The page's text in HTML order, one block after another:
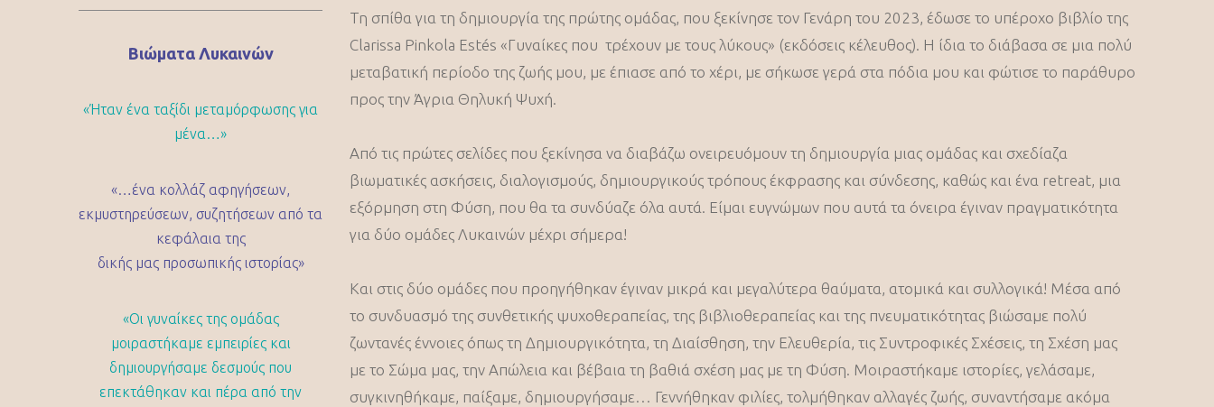
Βιώματα Λυκαινών
«Ήταν ένα ταξίδι μεταμόρφωσης για
μένα…»
«…ένα κολλάζ αφηγήσεων,
εκμυστηρεύσεων, συζητήσεων από τα
κεφάλαια της
δικής μας προσωπικής ιστορίας»
«Οι γυναίκες της ομάδας
μοιραστήκαμε εμπειρίες και
δημιουργήσαμε δεσμούς που
επεκτάθηκαν και πέρα από την
Τη σπίθα για τη δημιουργία της πρώτης ομάδας, που ξεκίνησε τον Γενάρη του 2023, έδωσε το υπέροχο βιβλίο της
Clarissa Pinkola Estés «Γυναίκες που τρέχουν με τους λύκους» (εκδόσεις κέλευθος). Η ίδια το διάβασα σε μια πολύ
μεταβατική περίοδο της ζωής μου, με έπιασε από το χέρι, με σήκωσε γερά στα πόδια μου και φώτισε το παράθυρο
προς την Άγρια Θηλυκή Ψυχή.
Από τις πρώτες σελίδες που ξεκίνησα να διαβάζω ονειρευόμουν τη δημιουργία μιας ομάδας και σχεδίαζα
βιωματικές ασκήσεις, διαλογισμούς, δημιουργικούς τρόπους έκφρασης και σύνδεσης, καθώς και ένα retreat, μια
εξόρμηση στη Φύση, που θα τα συνδύαζε όλα αυτά. Είμαι ευγνώμων που αυτά τα όνειρα έγιναν πραγματικότητα
για δύο ομάδες Λυκαινών μέχρι σήμερα!
Και στις δύο ομάδες που προηγήθηκαν έγιναν μικρά και μεγαλύτερα θαύματα, ατομικά και συλλογικά! Μέσα από
το συνδυασμό της συνθετικής ψυχοθεραπείας, της βιβλιοθεραπείας και της πνευματικότητας βιώσαμε πολύ
ζωντανές έννοιες όπως τη Δημιουργικότητα, τη Διαίσθηση, την Ελευθερία, τις Συντροφικές Σχέσεις, τη Σχέση μας
με το Σώμα μας, την Απώλεια και βέβαια τη βαθιά σχέση μας με τη Φύση. Μοιραστήκαμε ιστορίες, γελάσαμε,
συγκινηθήκαμε, παίξαμε, δημιουργήσαμε… Γεννήθηκαν φιλίες, τολμήθηκαν αλλαγές ζωής, συναντήσαμε ακόμα